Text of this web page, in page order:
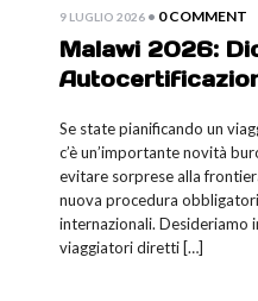
9 LUGLIO 2026 • 0 COMMENT
Malawi 2026:
Se state pianificando un
c’è un’importante novità
evitare sorprese alla
nuova procedura
internazionali.
viaggiatori diretti […]